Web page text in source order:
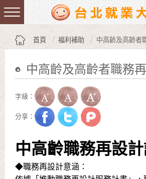
跳到主要內容區塊
:::
首頁 福利補助 中高齡及高齡者
中高齡及高齡者職務
字級：
分享：